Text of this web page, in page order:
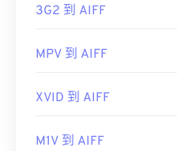
3G2 到 AIFF
MPV 到 AIFF
XVID 到 AIFF
M1V 到 AIFF